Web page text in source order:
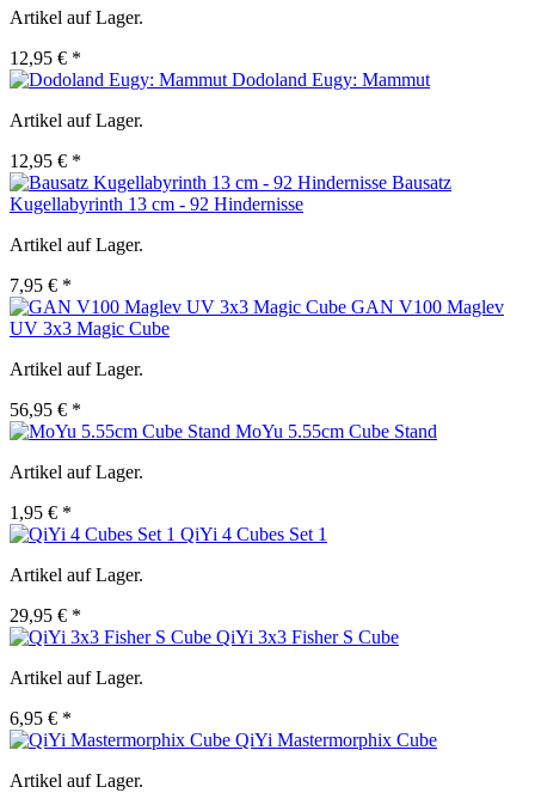
Artikel auf Lager.
12,95 € *
Dodoland Eugy: Mammut
Artikel auf Lager.
12,95 € *
Bausatz
Kugellabyrinth 13 cm - 92 Hindernisse
Artikel auf Lager.
7,95 € *
GAN V100 Maglev
UV 3x3 Magic Cube
Artikel auf Lager.
56,95 € *
MoYu 5.55cm Cube Stand
Artikel auf Lager.
1,95 € *
QiYi 4 Cubes Set 1
Artikel auf Lager.
29,95 € *
QiYi 3x3 Fisher S Cube
Artikel auf Lager.
6,95 € *
QiYi Mastermorphix Cube
Artikel auf Lager.